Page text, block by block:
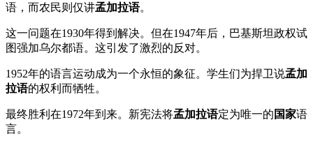
语，而农民则仅讲孟加拉语。
这一问题在1930年得到解决。但在1947年后，巴基斯坦政权试
图强加乌尔都语。这引发了激烈的反对。
1952年的语言运动成为一个永恒的象征。学生们为捍卫说孟加
拉语的权利而牺牲。
最终胜利在1972年到来。新宪法将孟加拉语定为唯一的 国家语
言。